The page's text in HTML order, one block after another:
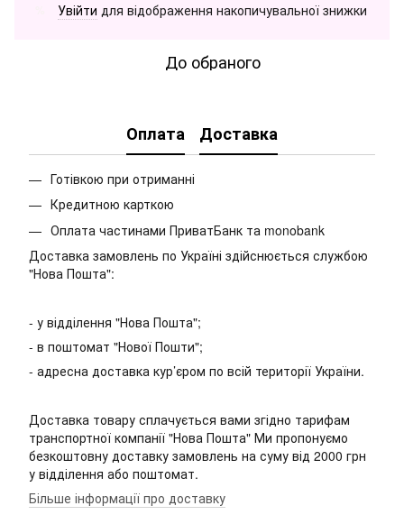
Увійти для відображення накопичувальної знижки
До обраного
Оплата Доставка
Готівкою при отриманні
Кредитною карткою
Оплата частинами ПриватБанк та monobank
Доставка замовлень по Україні здійснюється службою
"Нова Пошта":
- у відділення "Нова Пошта";
- в поштомат "Нової Пошти";
- адресна доставка кур’єром по всій території України.
Доставка товару сплачується вами згідно тарифам
транспортної компанії "Нова Пошта" Ми пропонуємо
безкоштовну доставку замовлень на суму від 2000 грн
у відділення або поштомат.
Більше інформації про доставку